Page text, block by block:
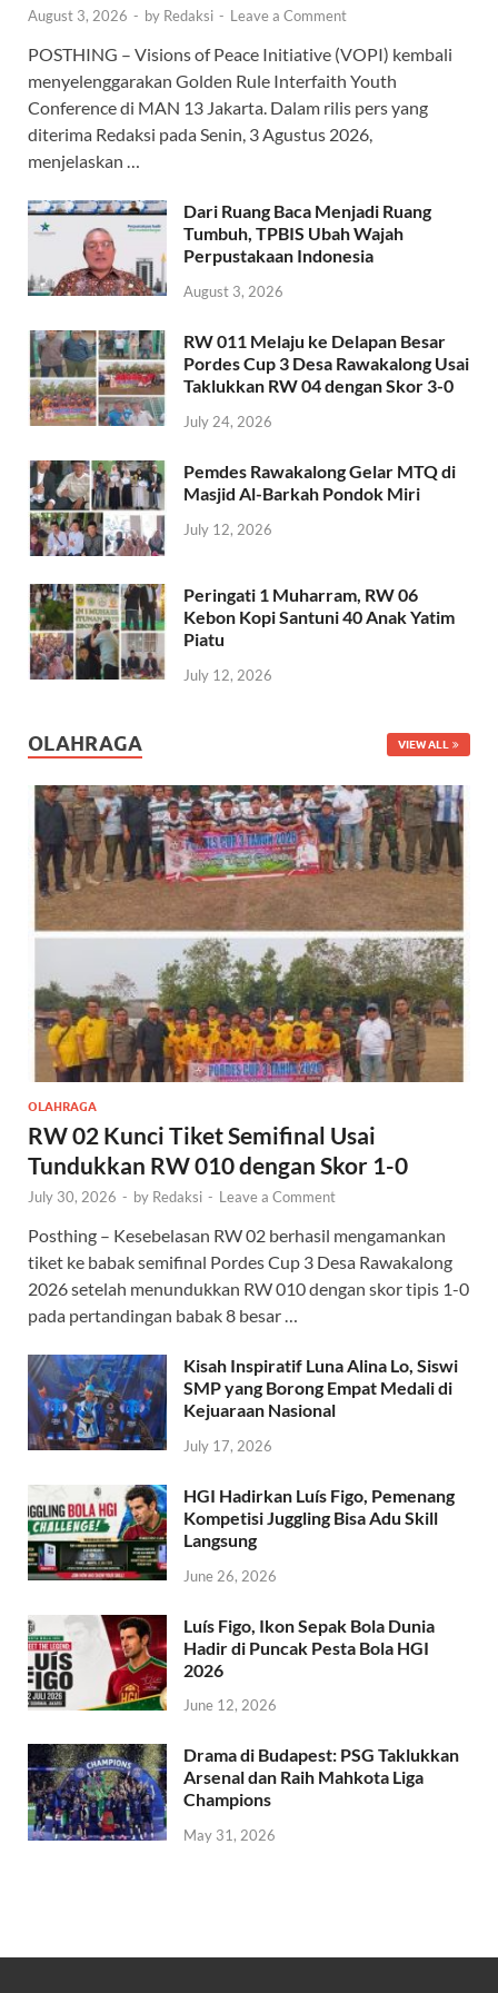
August 3, 2026 - by Redaksi - Leave a Comment
POSTHING – Visions of Peace Initiative (VOPI) kembali
menyelenggarakan Golden Rule Interfaith Youth
Conference di MAN 13 Jakarta. Dalam rilis pers yang
diterima Redaksi pada Senin, 3 Agustus 2026,
menjelaskan …
Dari Ruang Baca Menjadi Ruang
Tumbuh, TPBIS Ubah Wajah
Perpustakaan Indonesia
August 3, 2026
RW 011 Melaju ke Delapan Besar
Pordes Cup 3 Desa Rawakalong Usai
Taklukkan RW 04 dengan Skor 3-0
July 24, 2026
Pemdes Rawakalong Gelar MTQ di
Masjid Al-Barkah Pondok Miri
July 12, 2026
Peringati 1 Muharram, RW 06
Kebon Kopi Santuni 40 Anak Yatim
Piatu
July 12, 2026
OLAHRAGA VIEW ALL
OLAHRAGA
RW 02 Kunci Tiket Semifinal Usai
Tundukkan RW 010 dengan Skor 1-0
July 30, 2026 - by Redaksi - Leave a Comment
Posthing – Kesebelasan RW 02 berhasil mengamankan
tiket ke babak semifinal Pordes Cup 3 Desa Rawakalong
2026 setelah menundukkan RW 010 dengan skor tipis 1-0
pada pertandingan babak 8 besar …
Kisah Inspiratif Luna Alina Lo, Siswi
SMP yang Borong Empat Medali di
Kejuaraan Nasional
July 17, 2026
HGI Hadirkan Luís Figo, Pemenang
Kompetisi Juggling Bisa Adu Skill
Langsung
June 26, 2026
Luís Figo, Ikon Sepak Bola Dunia
Hadir di Puncak Pesta Bola HGI
2026
June 12, 2026
Drama di Budapest: PSG Taklukkan
Arsenal dan Raih Mahkota Liga
Champions
May 31, 2026